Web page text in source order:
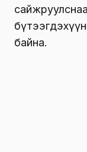
байна.